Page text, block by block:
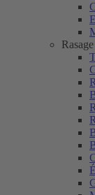
Rasage